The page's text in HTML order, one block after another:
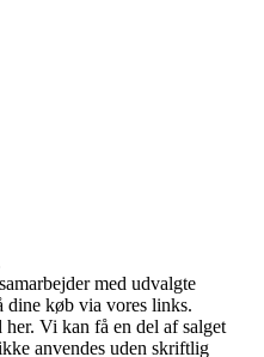
med udvalgte
dine køb via vores links.
Vi kan få en del af salget
anvendes uden skriftlig